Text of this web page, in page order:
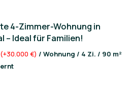
4-Zimmer-Wohnung in
– Ideal für Familien!
(+30.000 €) / Wohnung / 4 Zi. / 90 m²